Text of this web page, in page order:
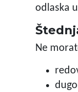
odlaska
Ne